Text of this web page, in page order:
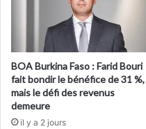
BOA Burkina Faso : Farid Bouri
fait bondir le bénéfice de 31 %,
mais le défi des revenus
demeure
il y a 2 jours